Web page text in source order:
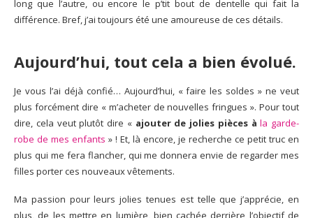
long que l’autre, ou encore le p’tit bout de dentelle qui fait la
différence. Bref, j’ai toujours été une amoureuse de ces détails.
Aujourd’hui, tout cela a bien évolué.
Je vous l’ai déjà confié… Aujourd’hui, « faire les soldes » ne veut
plus forcément dire « m’acheter de nouvelles fringues ». Pour tout
dire, cela veut plutôt dire « ajouter de jolies pièces àla garde-
robe de mes enfants » ! Et, là encore, je recherche ce petit truc en
plus qui me fera flancher, qui me donnera envie de regarder mes
filles porter ces nouveaux vêtements.
Ma passion pour leurs jolies tenues est telle que j’apprécie, en
plus, de les mettre en lumière, bien cachée derrière l’objectif de